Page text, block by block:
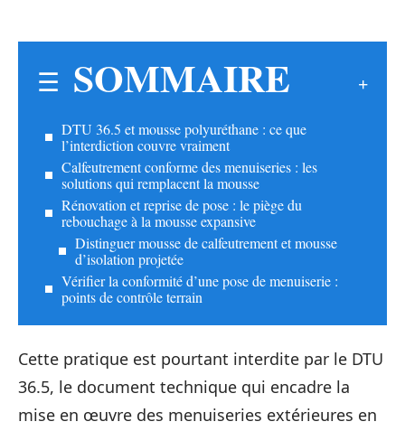
SOMMAIRE
DTU 36.5 et mousse polyuréthane : ce que
l’interdiction couvre vraiment
Calfeutrement conforme des menuiseries : les
solutions qui remplacent la mousse
Rénovation et reprise de pose : le piège du
rebouchage à la mousse expansive
Distinguer mousse de calfeutrement et mousse
d’isolation projetée
Vérifier la conformité d’une pose de menuiserie :
points de contrôle terrain
Cette pratique est pourtant interdite par le DTU
36.5, le document technique qui encadre la
mise en œuvre des menuiseries extérieures en